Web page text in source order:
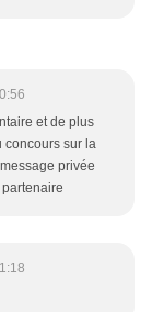
et de plus
concours sur la
privée